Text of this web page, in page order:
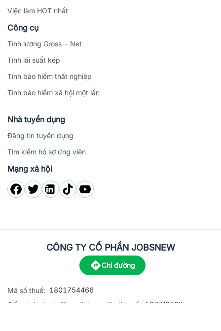
Việc làm HOT nhất
Công cụ
Tính lương Gross - Net
Tính lãi suất kép
Tính bảo hiểm thất nghiệp
Tính bảo hiểm xã hội một lần
Nhà tuyển dụng
Đăng tin tuyển dụng
Tìm kiếm hồ sơ ứng viên
Mạng xã hội
CÔNG TY CỔ PHẦN JOBSNEW
Chỉ đường
Mã số thuế: 1801754466
Giấy phép hoạt động dịch vụ việc làm số:
5867/2023